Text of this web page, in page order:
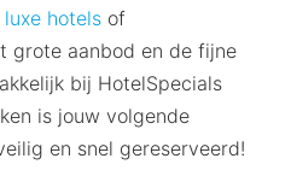
luxe hotels of
grote aanbod en de fijne
bij HotelSpecials
is jouw volgende
en snel gereserveerd!